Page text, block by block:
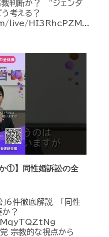
判断か？ ”ジェンダ
考える？
live/HI3RhcPZM...
①】同性婚訴訟の全
6件徹底解説 「同性
か？
宗教的な視点から